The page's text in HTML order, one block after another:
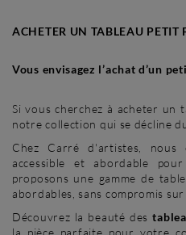
ACHETER UN TABLEAU PETIT
Vous envisagez l’achat d’un
Si vous cherchez à acheter un
notre collection qui se décline
Chez Carré d'artistes,
accessible et abordable
proposons une gamme de
abordables, sans compromis sur
Découvrez la beauté des